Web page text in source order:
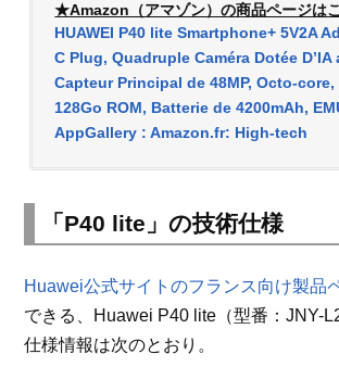
★Amazon（アマゾン）の商品ページは
HUAWEI P40 lite Smartphone+ 5V2A
C Plug, Quadruple Caméra Dotée D’IA
Capteur Principal de 48MP, Octo-core,
128Go ROM, Batterie de 4200mAh,
AppGallery : Amazon.fr: High-tech
「P40 lite」の技術仕様
Huawei公式サイトのフランス向け製品
できる、Huawei P40 lite（型番：JNY-
仕様情報は次のとおり。